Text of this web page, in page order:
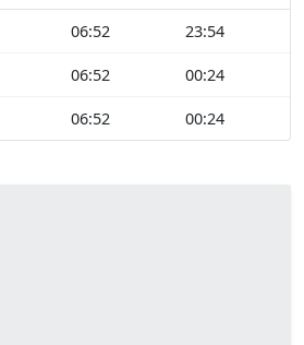
06:52 23:54
06:52 00:24
06:52 00:24